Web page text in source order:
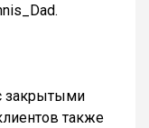
закрытыми
также